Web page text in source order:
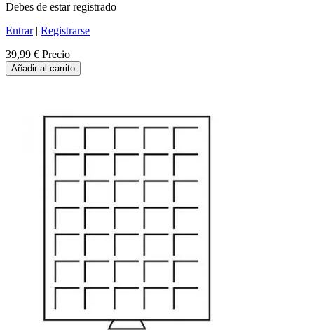
Debes de estar registrado
Entrar| Registrarse
39,99 € Precio
Añadir al carrito